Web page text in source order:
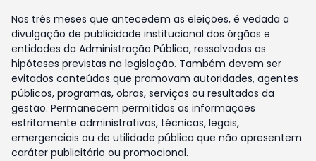
Nos três meses que antecedem as eleições, é vedada a
divulgação de publicidade institucional dos órgãos e
entidades da Administração Pública, ressalvadas as
hipóteses previstas na legislação. Também devem ser
evitados conteúdos que promovam autoridades, agentes
públicos, programas, obras, serviços ou resultados da
gestão. Permanecem permitidas as informações
estritamente administrativas, técnicas, legais,
emergenciais ou de utilidade pública que não apresentem
caráter publicitário ou promocional.